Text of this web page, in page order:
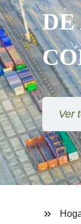
DE
Ver